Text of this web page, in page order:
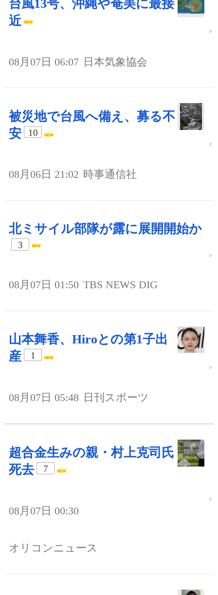
台風13号、沖縄や奄美に最接
近
08月07日 06:07 日本気象協会
被災地で台風へ備え、募る不
安
10
08月06日 21:02 時事通信社
北ミサイル部隊が露に展開開始か
3
08月07日 01:50 TBS NEWS DIG
山本舞香、Hiroとの第1子出
産
1
08月07日 05:48 日刊スポーツ
超合金生みの親・村上克司氏
死去
7
08月07日 00:30
オリコンニュース